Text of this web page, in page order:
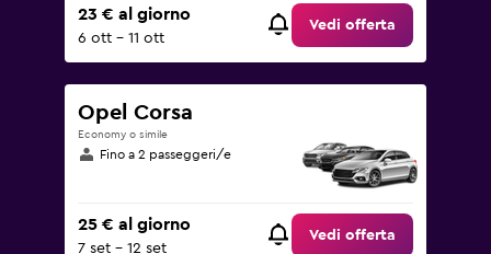
23 € al giorno
6 ott - 11 ott
Vedi offerta
Opel Corsa
Economy o simile
Fino a 2 passeggeri/e
25 € al giorno
7 set - 12 set
Vedi offerta